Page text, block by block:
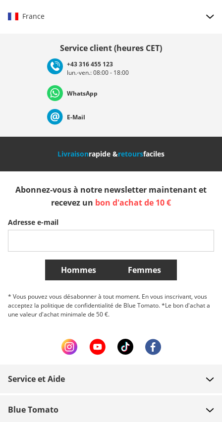
France
Deutschland Österreich
Nederland Italia (Italiano) Italien (Deutsch)
Slovenija België (Nederlands)
Belgique (Français) Danmark Norge
Plus de Pays
Service client (heures CET)
+43 316 455 123
lun.-ven.: 08:00 - 18:00
WhatsApp
E-Mail
Livraisonrapide &retoursfaciles
Abonnez-vous à notre newsletter maintenant et
recevez un bon d'achat de 10 €
Adresse e-mail
Hommes Femmes
* Vous pouvez vous désabonner à tout moment. En vous inscrivant, vous
acceptez la politique de confidentialité de Blue Tomato. *Le bon d'achat a
une valeur d'achat minimale de 50 €.
Service et Aide
Blue Tomato